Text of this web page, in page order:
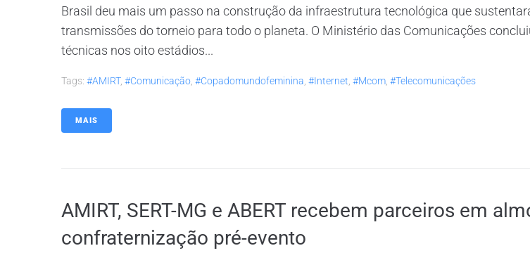
Brasil deu mais um passo na construção da infraestrutura tecnológica que
transmissões do torneio para todo o planeta. O Ministério das Comunicações
técnicas nos oito estádios...
Tags: #AMIRT, #comunicação #copadomundofeminina #internet #mcom #telecomunicações
MAIS
AMIRT, SERT-MG e ABERT recebem parceiros em
confraternização pré-evento